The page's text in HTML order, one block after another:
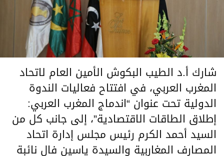
شارك أ.د الطيب البكوش الأمين العام لاتحاد
المغرب العربي، في افتتاح فعاليات الندوة
الدولية تحت عنوان “اندماج المغرب العربي:
إطلاق الطاقات الاقتصادية”، إلى جانب كل من
السيد أحمد الكرم رئيس مجلس إدارة اتحاد
المصارف المغاربية والسيدة ياسين فال نائبة